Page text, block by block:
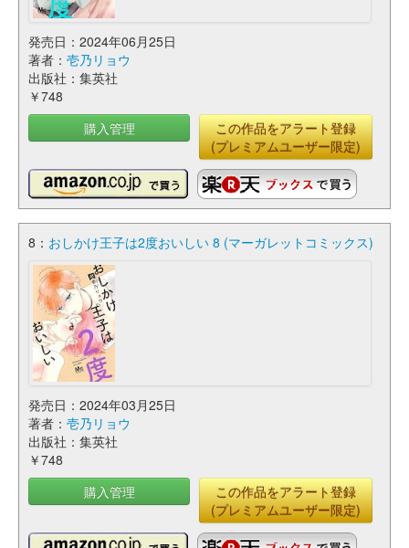
発売日：2024年06月25日
著者： 壱乃リョウ
出版社：集英社
￥748
購入管理
この作品をアラート登録
(プレミアムユーザー限定)
8： おしかけ王子は2度おいしい 8 (マーガレットコミックス)
発売日：2024年03月25日
著者： 壱乃リョウ
出版社：集英社
￥748
購入管理
この作品をアラート登録
(プレミアムユーザー限定)